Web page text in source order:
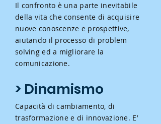
Il confronto è una parte inevitabile
della vita che consente di acquisire
nuove conoscenze e prospettive,
aiutando il processo di problem
solving ed a migliorare la
comunicazione.
> Dinamismo
Capacità di cambiamento, di
trasformazione e di innovazione. E’